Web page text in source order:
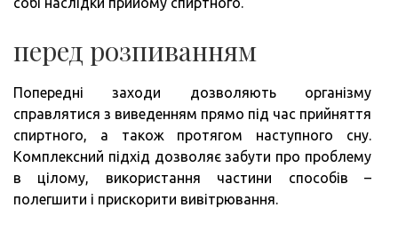
перед розпиванням
Попередні заходи дозволяють організму
справлятися з виведенням прямо під час прийняття
спиртного, а також протягом наступного сну.
Комплексний підхід дозволяє забути про проблему
в цілому, використання частини способів –
полегшити і прискорити вивітрювання.